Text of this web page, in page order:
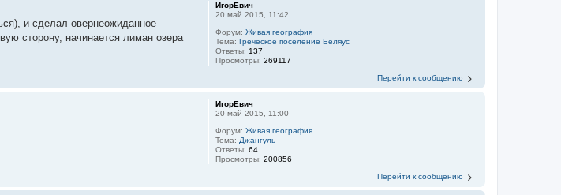
ИгорЕвич
20 май 2015, 11:42
Форум:Живая география
Тема:Греческое поселение Беляус
Ответы: 137
Просмотры:269117
и сделал овернеожиданное
сторону, начинается лиман озера
Перейти к сообщению
ИгорЕвич
20 май 2015, 11:00
Форум:Живая география
Тема: Джангуль
Ответы:64
Просмотры:200856
Перейти к сообщению